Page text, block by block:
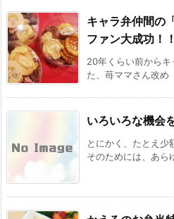
キャラ弁仲間の
ファン大成功！！
20年くらい前から
た、苺ママさん改
いろいろな機会
とにかく、たとえ少
そのためには、あら